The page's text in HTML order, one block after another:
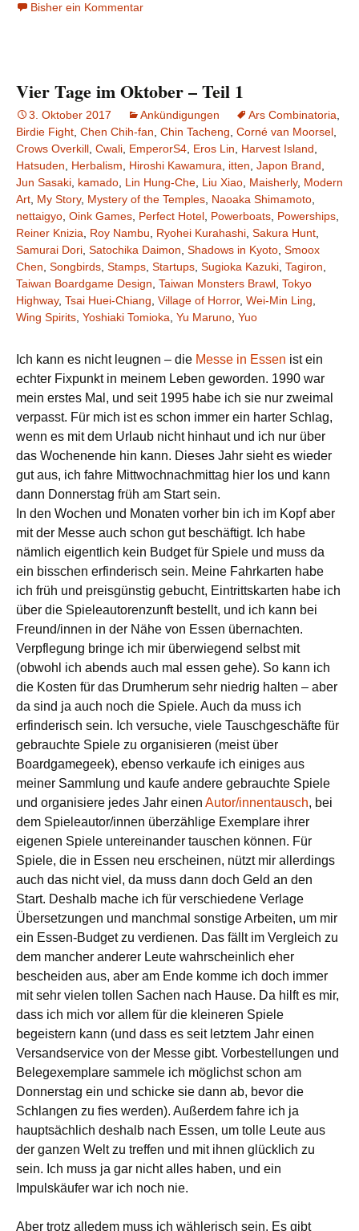
Bisher ein Kommentar
Vier Tage im Oktober – Teil 1
3. Oktober 2017 Ankündigungen Ars Combinatoria
Birdie Fight Chen Chih-fan Chin Tacheng Corné van Moorsel
Crows Overkill Cwali EmperorS4 Eros Lin Harvest Island
Hatsuden
Herbalism Hiroshi Kawamura itten Japon Brand
Jun Sasaki kamado Lin Hung-Che Liu Xiao Maisherly, Modern
Art My Story, Mystery of the Temples Naoaka Shimamoto
nettaigyo Oink Games Perfect Hotel Powerboats Powerships
Reiner Knizia
Roy Nambu Ryohei Kurahashi Sakura Hunt
Samurai Dori Satochika Daimon Shadows in Kyoto Smoox
Chen Songbirds Stamps Startups Sugioka Kazuki Tagiron
Taiwan Boardgame Design Taiwan Monsters Brawl Tokyo
Highway, Tsai Huei-Chiang Village of Horror, Wei-Min Ling
Wing Spirits Yoshiaki Tomioka Yu Maruno Yuo
Ich kann es nicht leugnen – die Messe in Essen ist ein
echter Fixpunkt in meinem Leben geworden. 1990 war
mein erstes Mal, und seit 1995 habe ich sie nur zweimal
verpasst. Für mich ist es schon immer ein harter Schlag,
wenn es mit dem Urlaub nicht hinhaut und ich nur über
das Wochenende hin kann. Dieses Jahr sieht es wieder
gut aus, ich fahre Mittwochnachmittag hier los und kann
dann Donnerstag früh am Start sein.
In den Wochen und Monaten vorher bin ich im Kopf aber
mit der Messe auch schon gut beschäftigt. Ich habe
nämlich eigentlich kein Budget für Spiele und muss da
ein bisschen erfinderisch sein. Meine Fahrkarten habe
ich früh und preisgünstig gebucht, Eintrittskarten habe ich
über die Spieleautorenzunft bestellt, und ich kann bei
Freund/innen in der Nähe von Essen übernachten.
Verpflegung bringe ich mir überwiegend selbst mit
(obwohl ich abends auch mal essen gehe). So kann ich
die Kosten für das Drumherum sehr niedrig halten – aber
da sind ja auch noch die Spiele. Auch da muss ich
erfinderisch sein. Ich versuche, viele Tauschgeschäfte für
gebrauchte Spiele zu organisieren (meist über
Boardgamegeek), ebenso verkaufe ich einiges aus
meiner Sammlung und kaufe andere gebrauchte Spiele
und organisiere jedes Jahr einen Autor/innentausch, bei
dem Spieleautor/innen überzählige Exemplare ihrer
eigenen Spiele untereinander tauschen können. Für
Spiele, die in Essen neu erscheinen, nützt mir allerdings
auch das nicht viel, da muss dann doch Geld an den
Start. Deshalb mache ich für verschiedene Verlage
Übersetzungen und manchmal sonstige Arbeiten, um mir
ein Essen-Budget zu verdienen. Das fällt im Vergleich zu
dem mancher anderer Leute wahrscheinlich eher
bescheiden aus, aber am Ende komme ich doch immer
mit sehr vielen tollen Sachen nach Hause. Da hilft es mir,
dass ich mich vor allem für die kleineren Spiele
begeistern kann (und dass es seit letztem Jahr einen
Versandservice von der Messe gibt. Vorbestellungen und
Belegexemplare sammele ich möglichst schon am
Donnerstag ein und schicke sie dann ab, bevor die
Schlangen zu fies werden). Außerdem fahre ich ja
hauptsächlich deshalb nach Essen, um tolle Leute aus
der ganzen Welt zu treffen und mit ihnen glücklich zu
sein. Ich muss ja gar nicht alles haben, und ein
Impulskäufer war ich noch nie.
Aber trotz alledem muss ich wählerisch sein. Es gibt